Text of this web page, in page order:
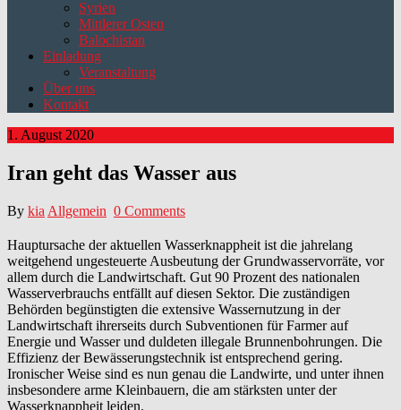
Syrien
Mittlerer Osten
Balochistan
Einladung
Veranstaltung
Über uns
Kontakt
1. August 2020
Iran geht das Wasser aus
By kia Allgemein 0 Comments
Hauptursache der aktuellen Wasserknappheit ist die jahrelang
weitgehend ungesteuerte Ausbeutung der Grundwasservorräte, vor
allem durch die Landwirtschaft. Gut 90 Prozent des nationalen
Wasserverbrauchs entfällt auf diesen Sektor. Die zuständigen
Behörden begünstigten die extensive Wassernutzung in der
Landwirtschaft ihrerseits durch Subventionen für Farmer auf
Energie und Wasser und duldeten illegale Brunnenbohrungen. Die
Effizienz der Bewässerungstechnik ist entsprechend gering.
Ironischer Weise sind es nun genau die Landwirte, und unter ihnen
insbesondere arme Kleinbauern, die am stärksten unter der
Wasserknappheit leiden.